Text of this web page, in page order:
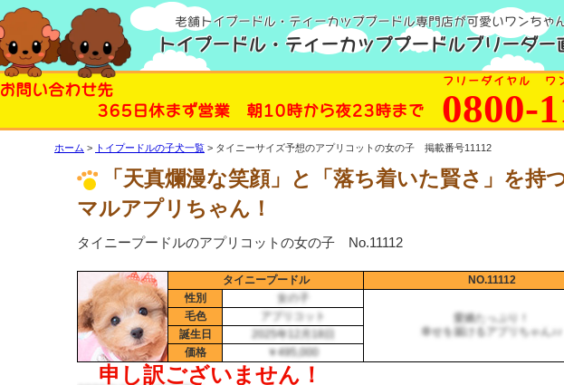
老舗トイプードル・ティーカッププードル専門店が可愛いワンちゃ
トイプードル・ティーカッププードルブリーダ
お問い合わせ先
365日休まず営業 朝10時から夜23時まで
0800-
フリーダイヤル ワ
ホーム トイプードルの子犬一覧 タイニーサイズ予想のアプリコットの女の子 掲載番号11112
「天真爛漫な笑顔」と「落ち着いた賢さ」を持
マルアプリちゃん！
タイニープードルのアプリコットの女の子 No.11112
タイニープードル
NO.11112
性別
女の子
愛嬌たっぷり！
幸せを届けるアプリちゃん♪♪
毛色
アプリコット
誕生日
2025年12月18日
価格
￥495,000